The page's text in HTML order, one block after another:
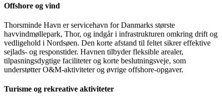
Offshore og vind
Thorsminde Havn er servicehavn for Danmarks største
havvindmøllepark, Thor, og indgår i infrastrukturen omkring drift og
vedligehold i Nordsøen. Den korte afstand til feltet sikrer effektive
sejlads- og responstider. Havnen tilbyder fleksible arealer,
tilpasningsdygtige faciliteter og korte beslutningsveje, som
understøtter O&M-aktiviteter og øvrige offshore-opgaver.
Turisme og rekreative aktiviteter